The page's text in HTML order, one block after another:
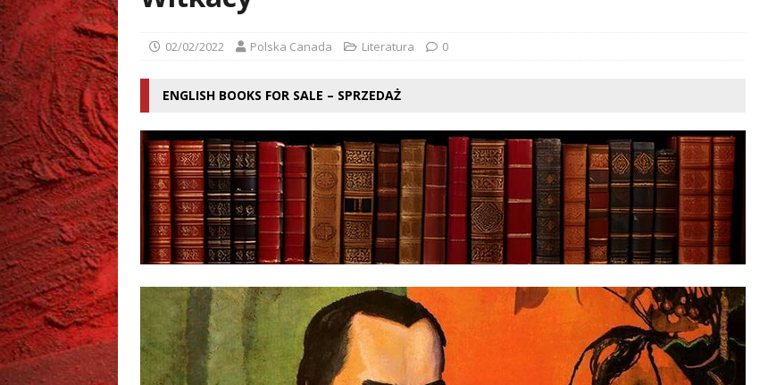
02/02/2022 Polska Canada Literatura 0
ENGLISH BOOKS FOR SALE – SPRZEDAŻ